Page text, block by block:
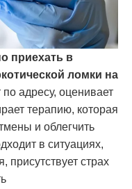
приехать в
ломки на
адресу, оценивает
терапию, которая
и облегчить
в ситуациях,
присутствует страх